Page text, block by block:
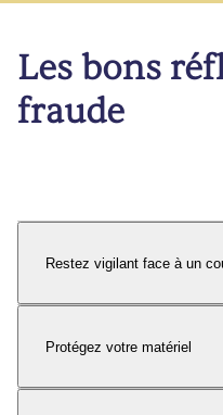
Les bons
fraude
Restez vigilant face à un
Protégez votre matériel